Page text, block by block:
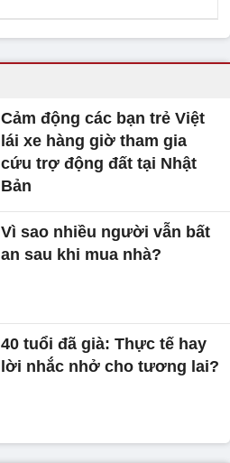
Cảm động các bạn trẻ Việt
lái xe hàng giờ tham gia
cứu trợ động đất tại Nhật
Bản
Vì sao nhiều người vẫn bất
an sau khi mua nhà?
40 tuổi đã già: Thực tế hay
lời nhắc nhở cho tương lai?